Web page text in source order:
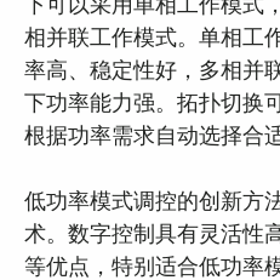
相并联工作模式。单相工
率高、稳定性好，多相并
下功率能力强。拓扑切换
根据功率需求自动选择合
低功率模式调控的创新方
术。数字控制具有灵活性
等优点，特别适合低功率